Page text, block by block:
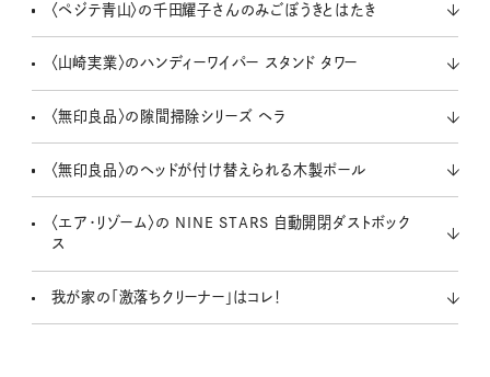
〈ペジテ青山〉の千田耀子さんのみごぼうきとはたき
〈山崎実業〉のハンディーワイパー スタンド タワー
〈無印良品〉の隙間掃除シリーズ ヘラ
〈無印良品〉のヘッドが付け替えられる木製ポール
〈エア・リゾーム〉の NINE STARS 自動開閉ダストボック
ス
我が家の「激落ちクリーナー」はコレ！